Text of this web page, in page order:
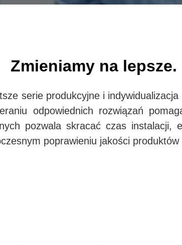
Zmieniamy na lepsze.
serie produkcyjne i
odpowiednich rozwiązań
pozwala skracać czas instalacji,
poprawieniu jakości produktów